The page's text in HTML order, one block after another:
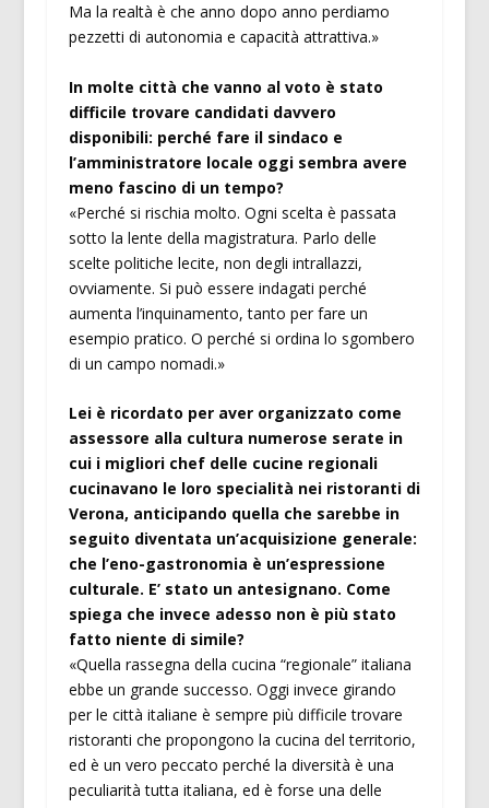
Ma la realtà è che anno dopo anno perdiamo
pezzetti di autonomia e capacità attrattiva.»
In molte città che vanno al voto è stato
difficile trovare candidati davvero
disponibili: perché fare il sindaco e
l’amministratore locale oggi sembra avere
meno fascino di un tempo?
«Perché si rischia molto. Ogni scelta è passata
sotto la lente della magistratura. Parlo delle
scelte politiche lecite, non degli intrallazzi,
ovviamente. Si può essere indagati perché
aumenta l’inquinamento, tanto per fare un
esempio pratico. O perché si ordina lo sgombero
di un campo nomadi.»
Lei è ricordato per aver organizzato come
assessore alla cultura numerose serate in
cui i migliori chef delle cucine regionali
cucinavano le loro specialità nei ristoranti di
Verona, anticipando quella che sarebbe in
seguito diventata un’acquisizione generale:
che l’eno-gastronomia è un’espressione
culturale. E’ stato un antesignano. Come
spiega che invece adesso non è più stato
fatto niente di simile?
«Quella rassegna della cucina “regionale” italiana
ebbe un grande successo. Oggi invece girando
per le città italiane è sempre più difficile trovare
ristoranti che propongono la cucina del territorio,
ed è un vero peccato perché la diversità è una
peculiarità tutta italiana, ed è forse una delle